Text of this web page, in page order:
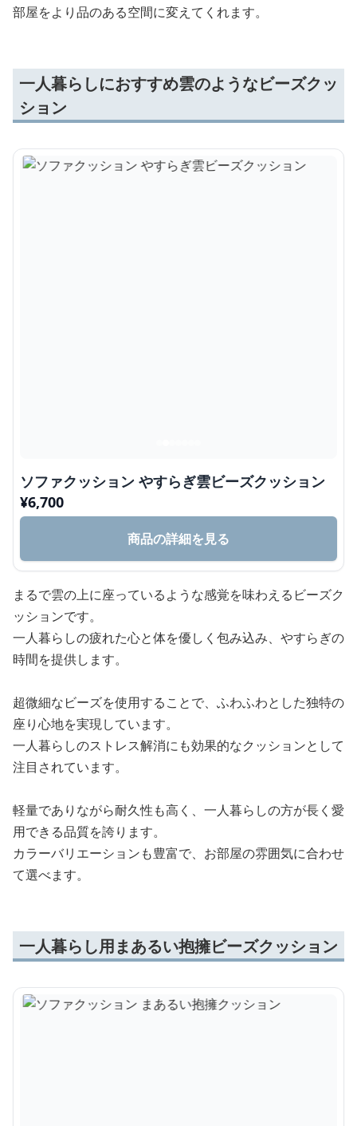
部屋をより品のある空間に変えてくれます。
一人暮らしにおすすめ雲のようなビーズクッ
ション
ソファクッション やすらぎ雲ビーズクッション
¥6,700
商品の詳細を見る
まるで雲の上に座っているような感覚を味わえるビーズク
ッションです。
一人暮らしの疲れた心と体を優しく包み込み、やすらぎの
時間を提供します。
超微細なビーズを使用することで、ふわふわとした独特の
座り心地を実現しています。
一人暮らしのストレス解消にも効果的なクッションとして
注目されています。
軽量でありながら耐久性も高く、一人暮らしの方が長く愛
用できる品質を誇ります。
カラーバリエーションも豊富で、お部屋の雰囲気に合わせ
て選べます。
一人暮らし用まあるい抱擁ビーズクッション